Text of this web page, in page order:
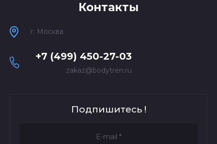
Контакты
+7 (499) 450-27-03
zakaz@bodytren.ru
г. Москва
Подпишитесь !